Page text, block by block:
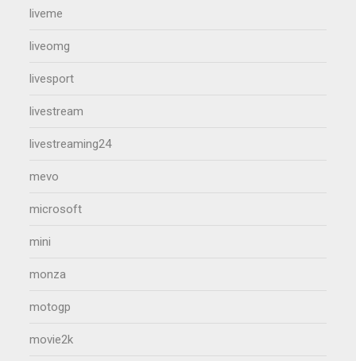
liveme
liveomg
livesport
livestream
livestreaming24
mevo
microsoft
mini
monza
motogp
movie2k